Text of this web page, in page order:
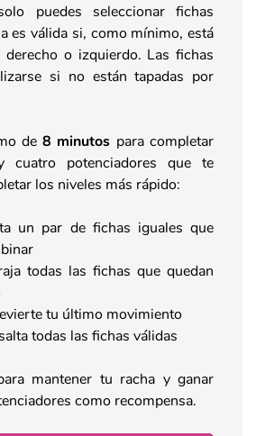
puedes seleccionar fichas
es válida si, como mínimo, está
o izquierdo. Las fichas
si no están tapadas por
de 8 minutos para completar
cuatro potenciadores que te
los niveles más rápido:
un par de fichas iguales que
todas las fichas que quedan
tu último movimiento
todas las fichas válidas
mantener tu racha y ganar
como recompensa.